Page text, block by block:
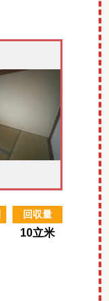
回収量
10立米